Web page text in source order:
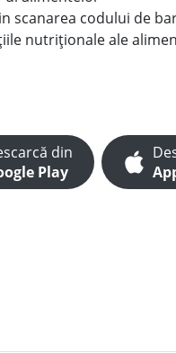
scanarea codului de
nutriționale ale
din
Play